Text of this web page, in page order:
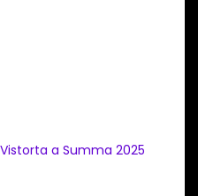
Vistorta a Summa 2025